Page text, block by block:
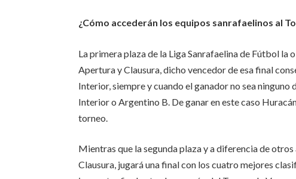
¿Cómo accederán los equipos sanrafaelinos al
La primera plaza de la Liga Sanrafaelina de Fútbol la
Apertura y Clausura, dicho vencedor de esa final
Interior, siempre y cuando el ganador no sea
Interior o Argentino B. De ganar en este caso
torneo.
Mientras que la segunda plaza y a diferencia de
Clausura, jugará una final con los cuatro mejores